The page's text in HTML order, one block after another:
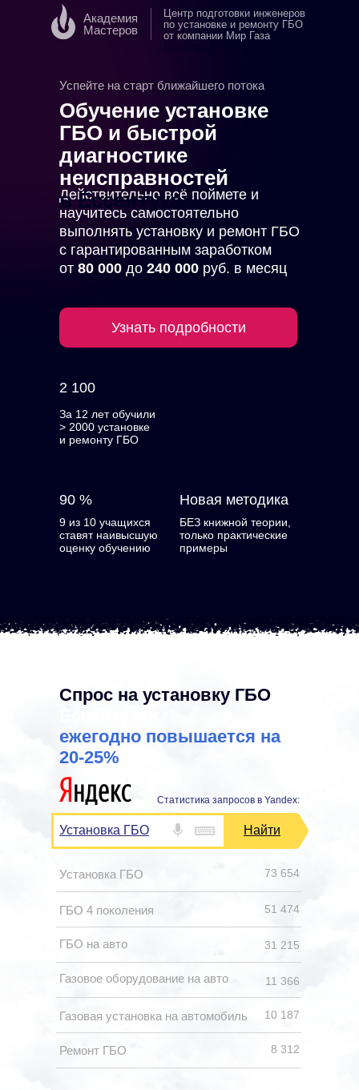
Действительно всё поймете и
научитесь самостоятельно
выполнять установку и ремонт ГБО
с гарантированным заработком
от 80 000 до 240 000 руб. в месяц
Узнать подробности
2 100
90 % Новая методика
За 12 лет обучили
> 2000 установке
и ремонту ГБО
9 из 10 учащихся
ставят наивысшую
оценку обучению
БЕЗ книжной теории,
только практические
примеры
Обучение установке
ГБО и быстрой
диагностике
неисправностей
в Ессентуках
Академия
Мастеров
Центр подготовки инженеров
по установке и ремонту ГБО
от компании Мир Газа
Успейте на старт ближайшего потока
Спрос на установку ГБО
ежегодно повышается на
20-25%
ГБО 4 поколения
Установка ГБО
Газовое оборудование на авто
ГБО на авто
Газовая установка на автомобиль
Ремонт ГБО
Установка ГБО Найти
Статистика запросов в Yandex:
73 654
51 474
31 215
11 366
10 187
8 312